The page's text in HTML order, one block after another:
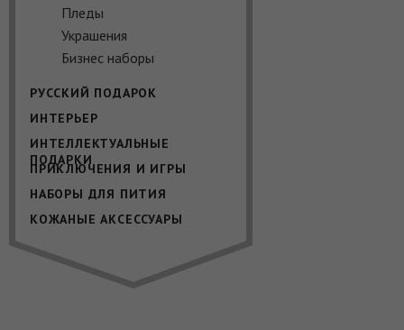
Пледы
Украшения
Бизнес наборы
РУССКИЙ ПОДАРОК
ИНТЕРЬЕР
ИНТЕЛЛЕКТУАЛЬНЫЕ
ПОДАРКИ
ПРИКЛЮЧЕНИЯ И ИГРЫ
НАБОРЫ ДЛЯ ПИТИЯ
КОЖАНЫЕ АКСЕССУАРЫ